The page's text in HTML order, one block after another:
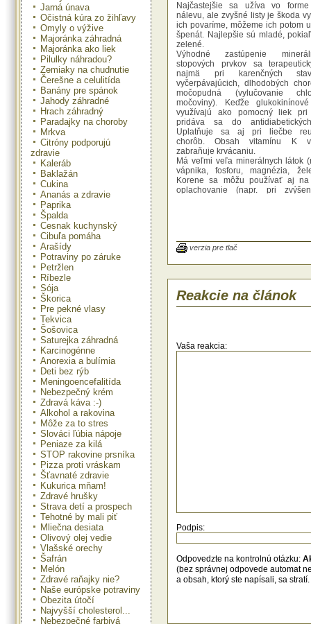
Jarná únava
Očistná kúra zo žihľavy
Omyly o výžive
Majoránka záhradná
Majoránka ako liek
Pilulky náhradou?
Zemiaky na chudnutie
Čerešne a celulitída
Banány pre spánok
Jahody záhradné
Hrach záhradný
Paradajky na choroby
Mrkva
Citróny podporujú
zdravie
Kaleráb
Baklažán
Cukina
Ananás a zdravie
Paprika
Špalda
Cesnak kuchynský
Cibuľa pomáha
Arašídy
Potraviny po záruke
Petržlen
Ríbezle
Sója
Škorica
Pre pekné vlasy
Tekvica
Šošovica
Saturejka záhradná
Karcinogénne
Anorexia a bulímia
Deti bez rýb
Meningoencefalitída
Nebezpečný krém
Zdravá káva :-)
Alkohol a rakovina
Môže za to stres
Slováci ľúbia nápoje
Peniaze za kilá
STOP rakovine prsníka
Pizza proti vráskam
Šťavnaté zdravie
Kukurica mňam!
Zdravé hrušky
Strava detí a prospech
Tehotné by mali piť
Mliečna desiata
Olivový olej vedie
Vlašské orechy
Šafrán
Melón
Zdravé raňajky nie?
Naše európske potraviny
Obezita útočí
Najvyšší cholesterol...
Nebezpečné farbivá
Najčastejšie sa užíva vo forme
nálevu, ale zvyšné listy je škoda
ich povaríme, môžeme ich potom
špenát. Najlepšie sú mladé,
zelené.
Výhodné zastúpenie
stopových prvkov sa
najmä pri karenčných
vyčerpávajúcich, dlhodobých
močopudná (vylučovanie
močoviny). Keďže
využívajú ako pomocný liek pri
pridáva sa do
Uplatňuje sa aj pri liečbe
chorôb. Obsah vitamínu K
zabraňuje krvácaniu.
Má veľmi veľa minerálnych látok
vápnika, fosforu, magnézia,
Korene sa môžu používať aj
oplachovanie (napr. pri
Rastlina pri vnútornom užívaní (v
účinky. Preto sa môže
pediatrickej a geriatrickej praxi.
byliniek, vhodných k jarným
pokladá za rastlinu, ktorá
Horké látky (nepravé horčiny),
vylučovanie tráviacich enzýmov a
do jedenia. Preto sa podáva pri
jedenia a zníženej tvorbe
spojenej so zlým trávením.
verzia pre tlač
Reakcie na článok
Vaša reakcia:
Podpis:
Odpovedzte na kontrolnú otázku:
(bez správnej odpovede automat
a obsah, ktorý ste napísali, sa